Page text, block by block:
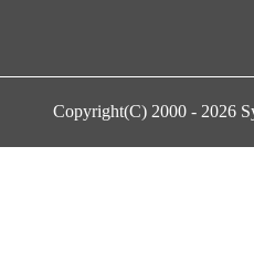
Copyright(C) 2000 - 2026